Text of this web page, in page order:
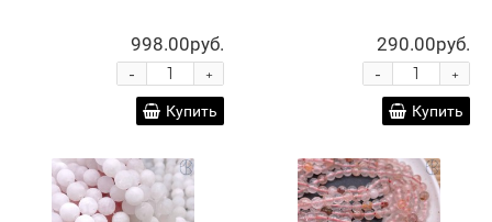
998.00руб.
+
-
Купить
290.00руб.
+
-
Купить